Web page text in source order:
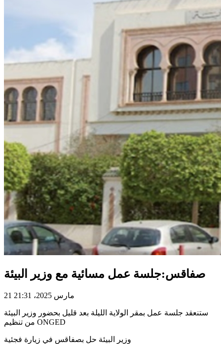
صفاقس:جلسة عمل مسائية مع وزير البيئة
21 مارس 2025، 21:31
ستنعقد جلسة عمل بمقر الولاية الليلة بعد قليل بحضور وزير البيئة
من تنظيم ONGED
وزير البيئة حل بصفاقس في زيارة فجئية